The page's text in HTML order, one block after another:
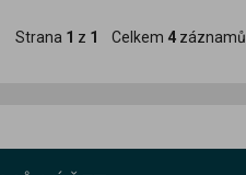
Strana 1 z 1 Celkem 4 záznamů